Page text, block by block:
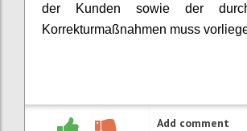
der Kunden sowie der
Korrekturmaßnahmen muss
Add comment